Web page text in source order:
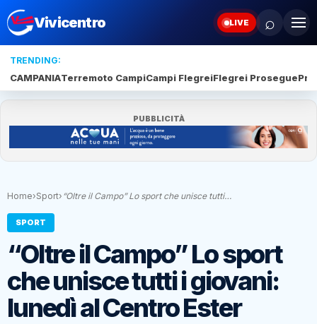
Vivicentro LIVE ⌕
TRENDING:
CAMPANIATerremoto CampiCampi FlegreiFlegrei Prosegue
PUBBLICITÀ
Home›Sport› “Oltre il Campo” Lo sport che unisce tutti…
SPORT
“Oltre il Campo” Lo sport
che unisce tutti i giovani:
lunedì al Centro Ester